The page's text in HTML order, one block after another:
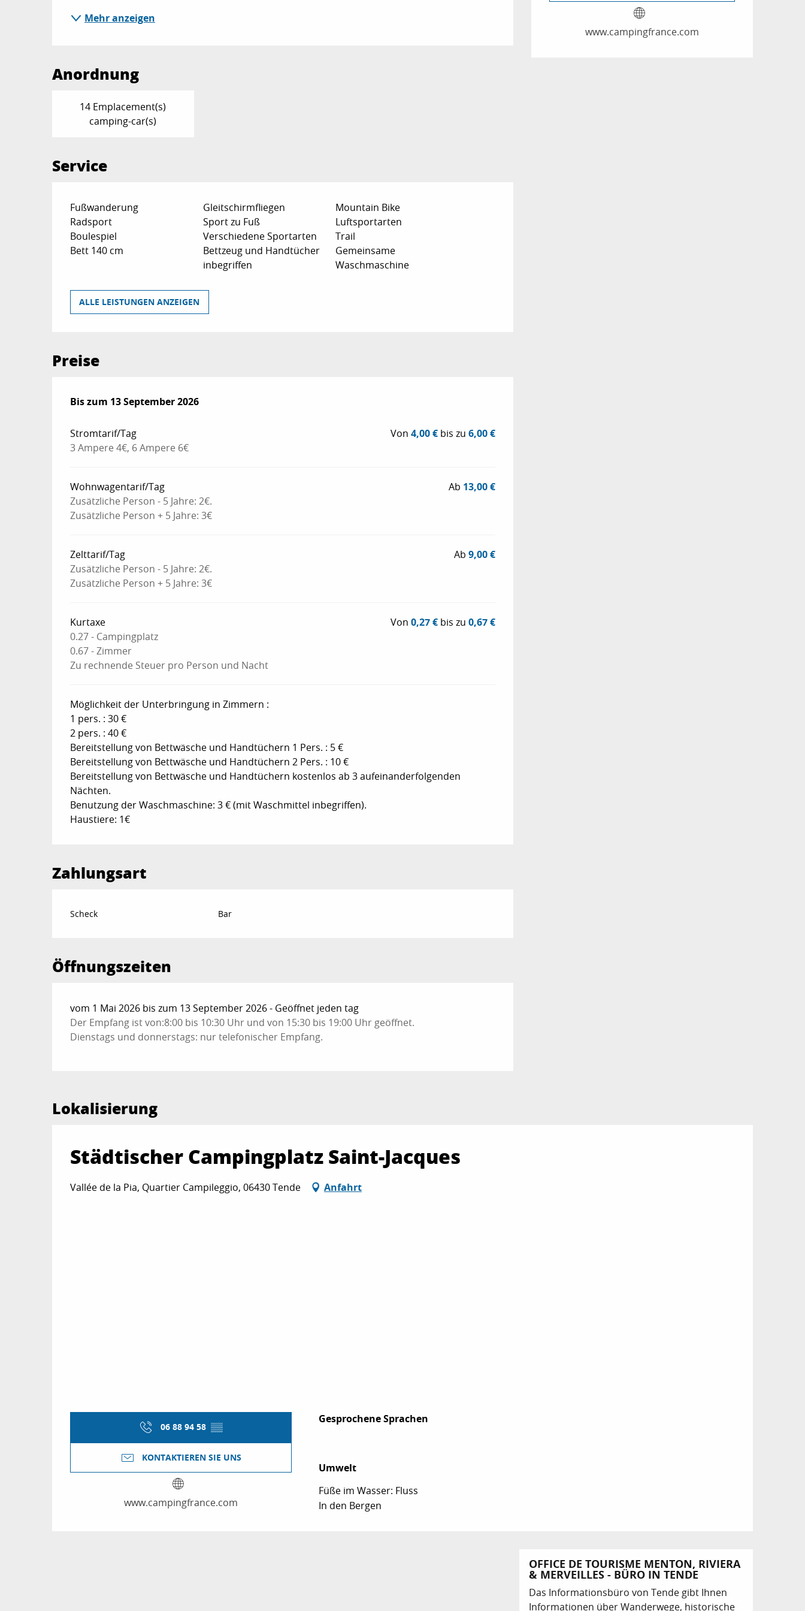
www.campingfrance.com
Mehr anzeigen
Anordnung
14 Emplacement(s)
camping-car(s)
Service
Fußwanderung Gleitschirmfliegen
Mountain Bike
Radsport
Sport zu Fuß
Luftsportarten
Boulespiel
Verschiedene Sportarten
Trail
Bett 140 cm
Bettzeug und Handtücher
inbegriffen
Gemeinsame
Waschmaschine
ALLE LEISTUNGEN ANZEIGEN
Preise
ab1 Mai 2026bis zum13 September 2026
Bis zum 13 September 2026
Stromtarif/Tag
3 Ampere 4€, 6 Ampere 6€
Von4,00 € bis zu6,00 €
Wohnwagentarif/Tag
Zusätzliche Person - 5 Jahre: 2€.
Zusätzliche Person + 5 Jahre: 3€
Ab 13,00 €
Zelttarif/Tag
Zusätzliche Person - 5 Jahre: 2€.
Zusätzliche Person + 5 Jahre: 3€
Ab9,00 €
Kurtaxe
0.27 - Campingplatz
0.67 - Zimmer
Zu rechnende Steuer pro Person und Nacht
Von0,27 € bis zu0,67 €
Möglichkeit der Unterbringung in Zimmern :
1 pers. : 30 €
2 pers. : 40 €
Bereitstellung von Bettwäsche und Handtüchern 1 Pers. : 5 €
Bereitstellung von Bettwäsche und Handtüchern 2 Pers. : 10 €
Bereitstellung von Bettwäsche und Handtüchern kostenlos ab 3 aufeinanderfolgenden
Nächten.
Benutzung der Waschmaschine: 3 € (mit Waschmittel inbegriffen).
Haustiere: 1€
Zahlungsart
Scheck Bar
Öffnungszeiten
vom 1 Mai 2026 bis zum 13 September 2026 - Geöffnet jeden tag
Der Empfang ist von:8:00 bis 10:30 Uhr und von 15:30 bis 19:00 Uhr geöffnet.
Dienstags und donnerstags: nur telefonischer Empfang.
Lokalisierung
Städtischer Campingplatz Saint-Jacques
Vallée de la Pia, Quartier Campileggio, 06430 Tende Anfahrt
06 88 94 58 ▒▒
KONTAKTIEREN SIE UNS
www.campingfrance.com
Gesprochene Sprachen
Gesprochene Sprachen
Umwelt
Umwelt
Füße im Wasser: Fluss
In den Bergen
OFFICE DE TOURISME MENTON, RIVIERA
& MERVEILLES - BÜRO IN TENDE
Das Informationsbüro von Tende gibt Ihnen
Informationen über Wanderwege, historische